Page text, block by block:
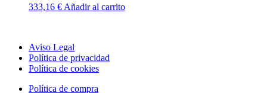
333,16 € Añadir al carrito
Aviso Legal
Política de privacidad
Política de cookies
Política de compra